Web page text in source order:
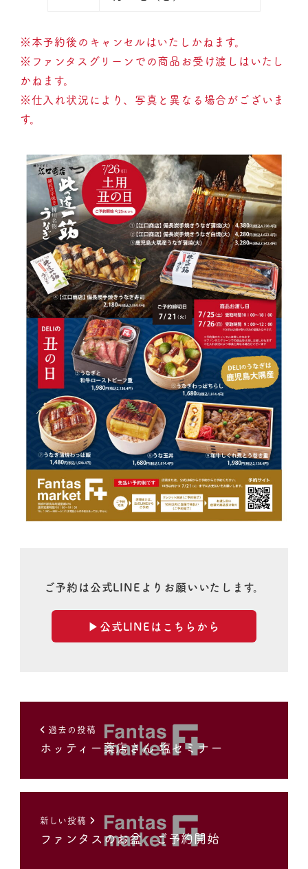
※本予約後のキャンセルはいたしかねます。
※ファンタスグリーンでの商品お受け渡しはいたし
かねます。
※仕入れ状況により、写真と異なる場合がございま
す。
ご予約は公式LINEよりお願いいたします。
▶︎公式LINEはこちらから
過去の投稿
ホッティー薬店さん 塩セミナー
新しい投稿
ファンタスのお盆 ご予約開始